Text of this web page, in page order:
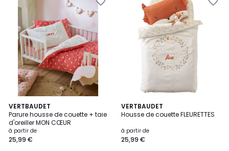
VERTBAUDET
Parure housse de couette + taie
d'oreiller MON CŒUR
à partir de
25,99 €
VERTBAUDET
Housse de couette FLEURETTES
à partir de
25,99 €